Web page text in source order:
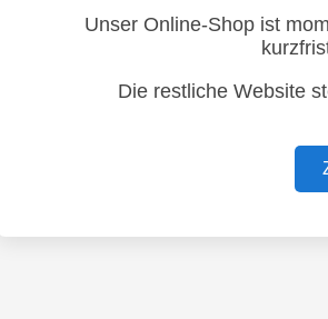
Unser Online-Shop ist
Die restliche Website